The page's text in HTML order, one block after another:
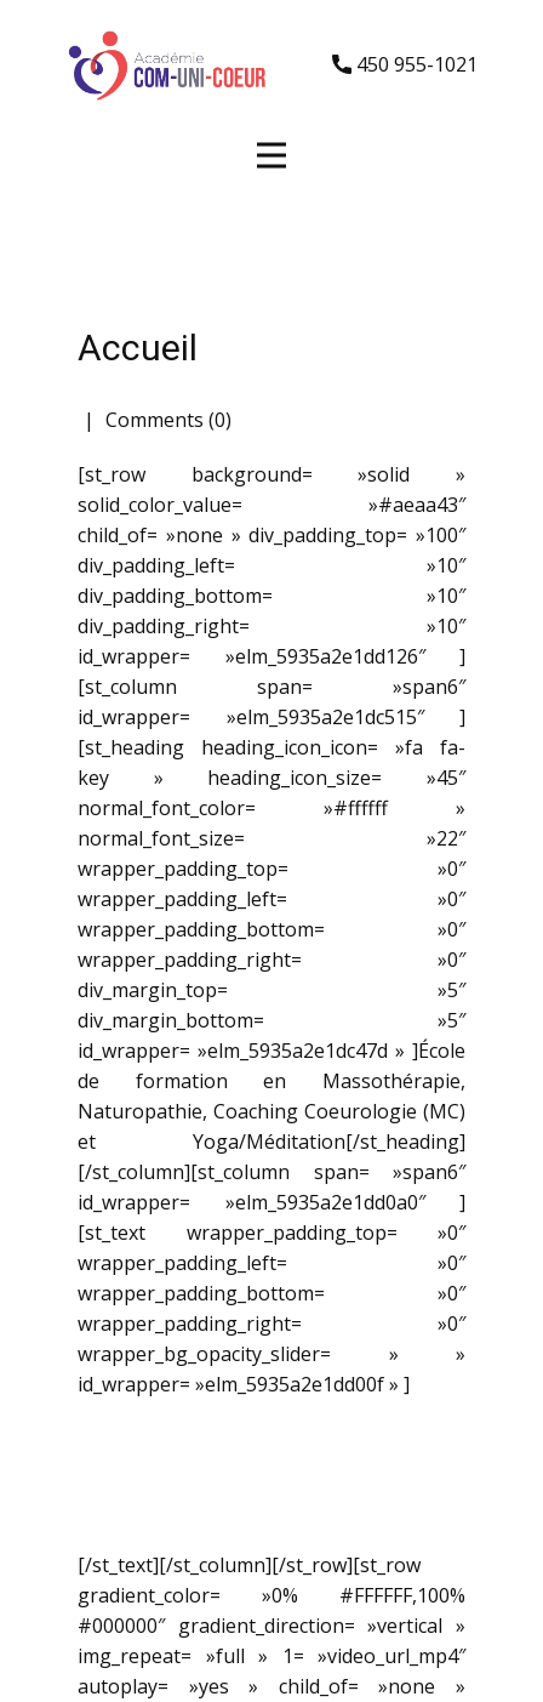
450 955-1021
Accueil
Comments (0)
[st_row background= »solid »
solid_color_value= »#aeaa43″
child_of= »none » div_padding_top= »100″
div_padding_left= »10″
div_padding_bottom= »10″
div_padding_right= »10″
id_wrapper= »elm_5935a2e1dd126″ ]
[st_column span= »span6″
id_wrapper= »elm_5935a2e1dc515″ ]
[st_heading heading_icon_icon= »fa fa-
key » heading_icon_size= »45″
normal_font_color= »#ffffff »
normal_font_size= »22″
wrapper_padding_top= »0″
wrapper_padding_left= »0″
wrapper_padding_bottom= »0″
wrapper_padding_right= »0″
div_margin_top= »5″
div_margin_bottom= »5″
id_wrapper= »elm_5935a2e1dc47d » ]École
de formation en Massothérapie,
Naturopathie, Coaching Coeurologie (MC)
et Yoga/Méditation[/st_heading]
[/st_column][st_column span= »span6″
id_wrapper= »elm_5935a2e1dd0a0″ ]
[st_text wrapper_padding_top= »0″
wrapper_padding_left= »0″
wrapper_padding_bottom= »0″
wrapper_padding_right= »0″
wrapper_bg_opacity_slider= » »
id_wrapper= »elm_5935a2e1dd00f » ]
[/st_text][/st_column][/st_row][st_row
gradient_color= »0% #FFFFFF,100%
#000000″ gradient_direction= »vertical »
img_repeat= »full » 1= »video_url_mp4″
autoplay= »yes » child_of= »none »